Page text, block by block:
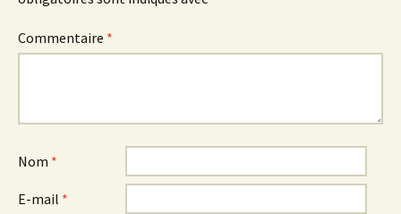
Commentaire *
Nom *
E-mail *